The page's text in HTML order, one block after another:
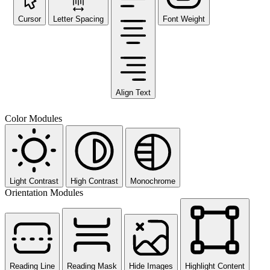
Cursor Letter Spacing
Align Text
Font Weight
Color Modules
Light Contrast High Contrast Monochrome
Orientation Modules
Reading Line Reading Mask Hide Images Highlight Content